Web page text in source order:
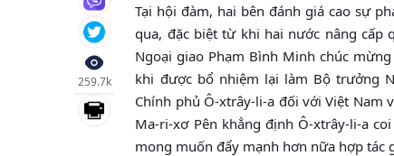
259.7k
Tại hội đàm, hai bên đánh giá cao sự
qua, đặc biệt từ khi hai nước nâng cấp
Ngoại giao Phạm Bình Minh chúc
khi được bổ nhiệm lại làm Bộ trưởng
Chính phủ Ô-xtrây-li-a đối với Việt Nam
Ma-ri-xơ Pên khẳng định Ô-xtrây-li-a
mong muốn đẩy mạnh hơn nữa hợp tác